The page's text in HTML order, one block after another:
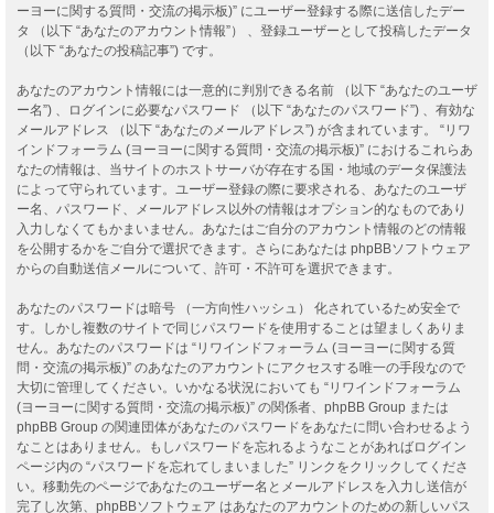
ーヨーに関する質問・交流の掲示板)” にユーザー登録する際に送信したデー
タ （以下 “あなたのアカウント情報”） 、登録ユーザーとして投稿したデータ
（以下 “あなたの投稿記事”) です。
あなたのアカウント情報には一意的に判別できる名前 （以下 “あなたのユーザ
ー名”) 、ログインに必要なパスワード （以下 “あなたのパスワード”) 、有効な
メールアドレス （以下 “あなたのメールアドレス”) が含まれています。 “リワ
インドフォーラム (ヨーヨーに関する質問・交流の掲示板)” におけるこれらあ
なたの情報は、当サイトのホストサーバが存在する国・地域のデータ保護法
によって守られています。ユーザー登録の際に要求される、あなたのユーザ
ー名、パスワード、メールアドレス以外の情報はオプション的なものであり
入力しなくてもかまいません。あなたはご自分のアカウント情報のどの情報
を公開するかをご自分で選択できます。さらにあなたは phpBBソフトウェア
からの自動送信メールについて、許可・不許可を選択できます。
あなたのパスワードは暗号 （一方向性ハッシュ） 化されているため安全で
す。しかし複数のサイトで同じパスワードを使用することは望ましくありま
せん。あなたのパスワードは “リワインドフォーラム (ヨーヨーに関する質
問・交流の掲示板)” のあなたのアカウントにアクセスする唯一の手段なので
大切に管理してください。いかなる状況においても “リワインドフォーラム
(ヨーヨーに関する質問・交流の掲示板)” の関係者、phpBB Group または
phpBB Group の関連団体があなたのパスワードをあなたに問い合わせるよう
なことはありません。もしパスワードを忘れるようなことがあればログイン
ページ内の “パスワードを忘れてしまいました” リンクをクリックしてくださ
い。移動先のページであなたのユーザー名とメールアドレスを入力し送信が
完了し次第、phpBBソフトウェア はあなたのアカウントのための新しいパス